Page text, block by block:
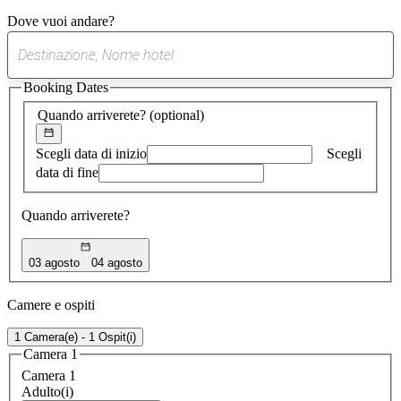
Dove vuoi andare?
suggerimento
trovato
Quando arriverete? (optional)
Scegli data di inizio
Scegli
data di fine
Quando arriverete?
03 agosto 04 agosto
Booking Dates
Camere e ospiti
1 Camera(e) - 1 Ospit(i)
Camera 1
Camera 1
Adulto(i)